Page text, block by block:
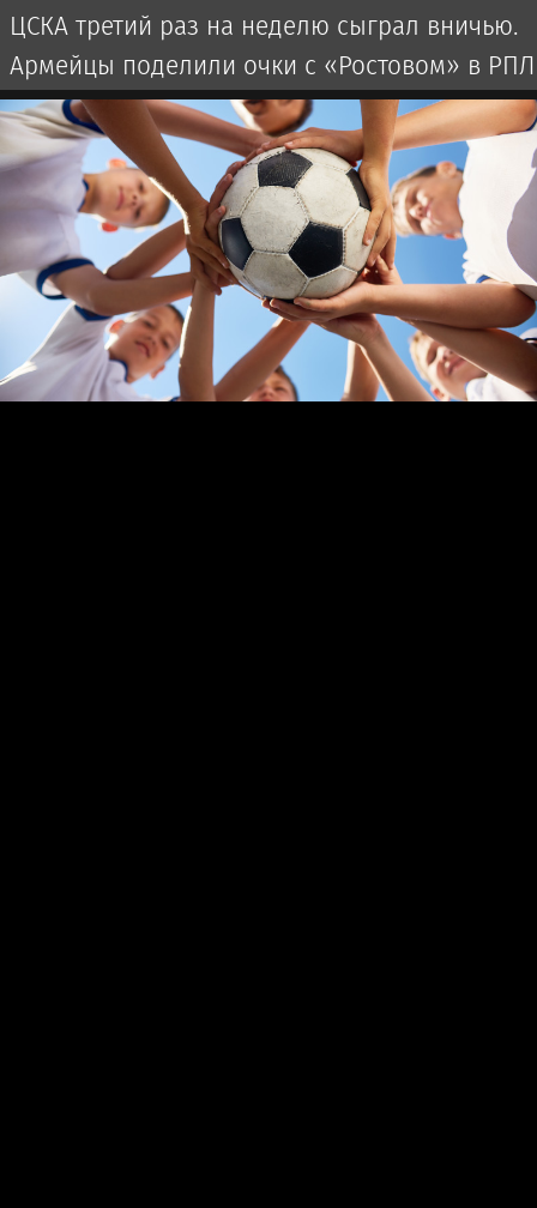
ЦСКА третий раз на неделю сыграл вничью.
Армейцы поделили очки с «Ростовом» в РПЛ